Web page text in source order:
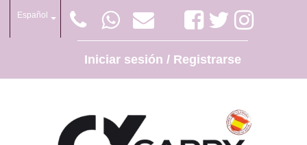
Español
Iniciar sesión / Registrarse